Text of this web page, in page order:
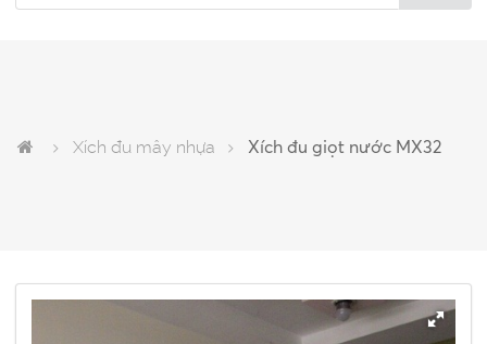
Xích đu mây nhựa Xích đu giọt nước MX32